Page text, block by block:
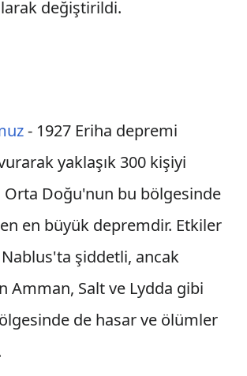
değiştirildi.
- 1927 Eriha depremi
yaklaşık 300 kişiyi
Doğu'nun bu bölgesinde
en büyük depremdir. Etkiler
şiddetli, ancak
Amman, Salt ve Lydda gibi
de hasar ve ölümler